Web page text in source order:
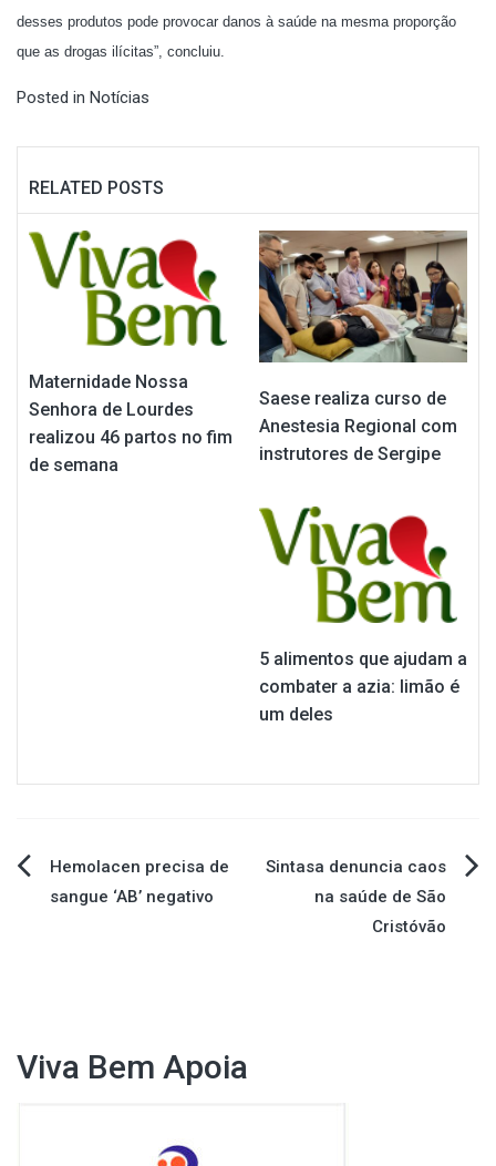
desses produtos pode provocar danos à saúde na mesma proporção
que as drogas ilícitas”, concluiu.
Posted in Notícias
RELATED POSTS
Maternidade Nossa
Senhora de Lourdes
realizou 46 partos no fim
de semana
Saese realiza curso de
Anestesia Regional com
instrutores de Sergipe
5 alimentos que ajudam a
combater a azia: limão é
um deles
Navegação
Hemolacen precisa de
sangue ‘AB’ negativo
Sintasa denuncia caos
na saúde de São
Cristóvão
Viva Bem Apoia